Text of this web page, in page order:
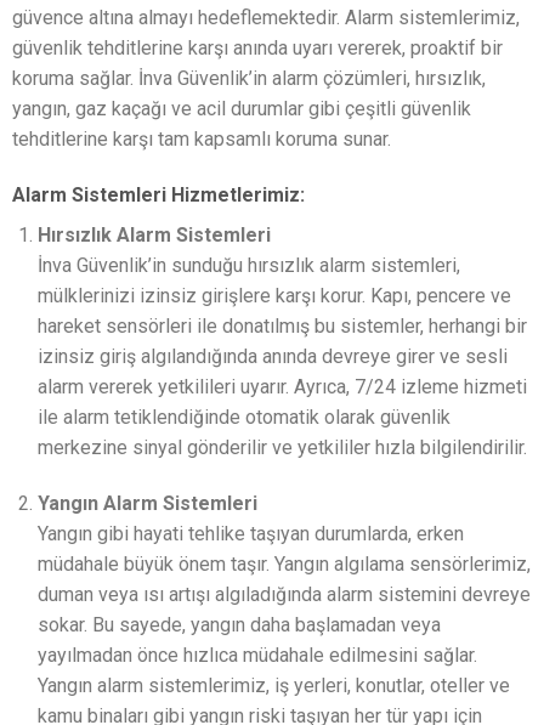
güvence altına almayı hedeflemektedir. Alarm sistemlerimiz,
güvenlik tehditlerine karşı anında uyarı vererek, proaktif bir
koruma sağlar. İnva Güvenlik’in alarm çözümleri, hırsızlık,
yangın, gaz kaçağı ve acil durumlar gibi çeşitli güvenlik
tehditlerine karşı tam kapsamlı koruma sunar.
Alarm Sistemleri Hizmetlerimiz:
Hırsızlık Alarm Sistemleri
İnva Güvenlik’in sunduğu hırsızlık alarm sistemleri,
mülklerinizi izinsiz girişlere karşı korur. Kapı, pencere ve
hareket sensörleri ile donatılmış bu sistemler, herhangi bir
izinsiz giriş algılandığında anında devreye girer ve sesli
alarm vererek yetkilileri uyarır. Ayrıca, 7/24 izleme hizmeti
ile alarm tetiklendiğinde otomatik olarak güvenlik
merkezine sinyal gönderilir ve yetkililer hızla bilgilendirilir.
Yangın Alarm Sistemleri
Yangın gibi hayati tehlike taşıyan durumlarda, erken
müdahale büyük önem taşır. Yangın algılama sensörlerimiz,
duman veya ısı artışı algıladığında alarm sistemini devreye
sokar. Bu sayede, yangın daha başlamadan veya
yayılmadan önce hızlıca müdahale edilmesini sağlar.
Yangın alarm sistemlerimiz, iş yerleri, konutlar, oteller ve
kamu binaları gibi yangın riski taşıyan her tür yapı için